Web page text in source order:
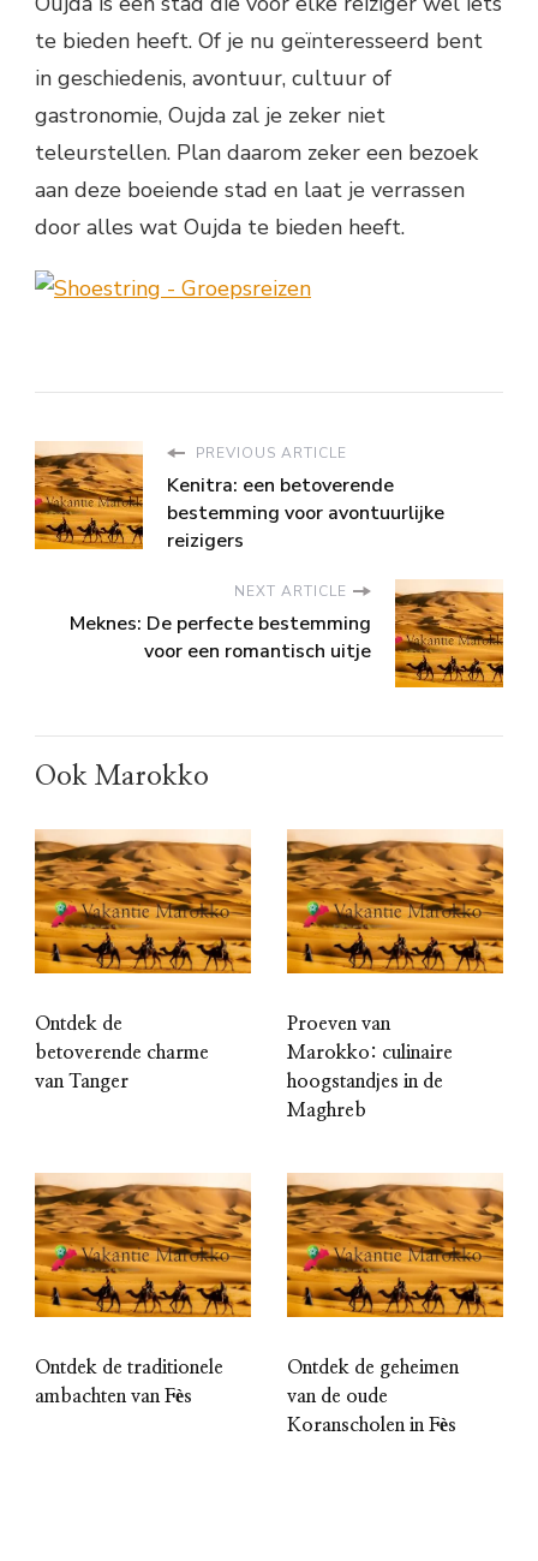
te bieden heeft. Of je nu geïnteresseerd bent
in geschiedenis, avontuur, cultuur of
gastronomie, Oujda zal je zeker niet
teleurstellen. Plan daarom zeker een bezoek
aan deze boeiende stad en laat je verrassen
door alles wat Oujda te bieden heeft.
PREVIOUS ARTICLE
Kenitra: een betoverende
bestemming voor avontuurlijke
reizigers
NEXT ARTICLE
Meknes: De perfecte bestemming
voor een romantisch uitje
Ook Marokko
Ontdek de
betoverende charme
van Tanger
Proeven van
Marokko: culinaire
hoogstandjes in de
Maghreb
Ontdek de traditionele
ambachten van Fès
Ontdek de geheimen
van de oude
Koranscholen in Fès